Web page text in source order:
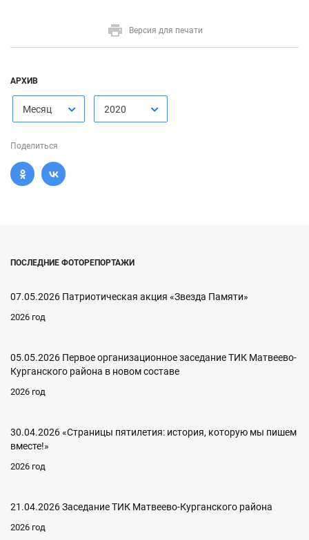
Версия для печати
АРХИВ
Месяц 2020
Поделиться
ПОСЛЕДНИЕ ФОТОРЕПОРТАЖИ
07.05.2026 Патриотическая акция «Звезда Памяти»
2026 год
05.05.2026 Первое организационное заседание ТИК Матвеево-
Курганского района в новом составе
2026 год
30.04.2026 «Страницы пятилетия: история, которую мы пишем
вместе!»
2026 год
21.04.2026 Заседание ТИК Матвеево-Курганского района
2026 год